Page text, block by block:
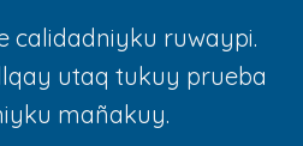
calidadniyku ruwaypi.
utaq tukuy prueba
mañakuy.